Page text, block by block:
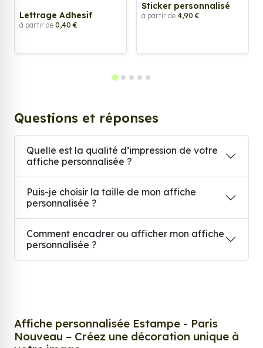
Lettrage Adhesif
à partir de 0,40 €
Sticker personnalisé
à partir de 4,90 €
Questions et réponses
Quelle est la qualité d’impression de votre
affiche personnalisée ?
Puis-je choisir la taille de mon affiche
personnalisée ?
Comment encadrer ou afficher mon affiche
personnalisée ?
Affiche personnalisée Estampe - Paris
Nouveau – Créez une décoration unique à